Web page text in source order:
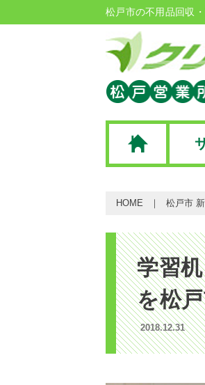
松戸市の不用品回収
HOME 松戸市
学習
を松
2018.12.31